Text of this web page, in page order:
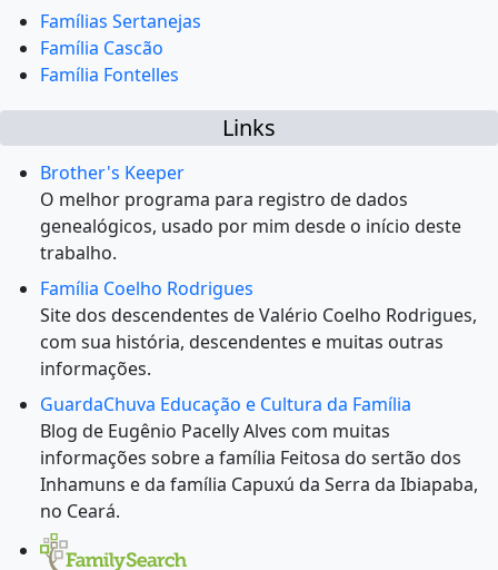
Famílias Sertanejas
Família Cascão
Família Fontelles
Links
Brother's Keeper
O melhor programa para registro de dados
genealógicos, usado por mim desde o início deste
trabalho.
Família Coelho Rodrigues
Site dos descendentes de Valério Coelho Rodrigues,
com sua história, descendentes e muitas outras
informações.
GuardaChuva Educação e Cultura da Família
Blog de Eugênio Pacelly Alves com muitas
informações sobre a família Feitosa do sertão dos
Inhamuns e da família Capuxú da Serra da Ibiapaba,
no Ceará.